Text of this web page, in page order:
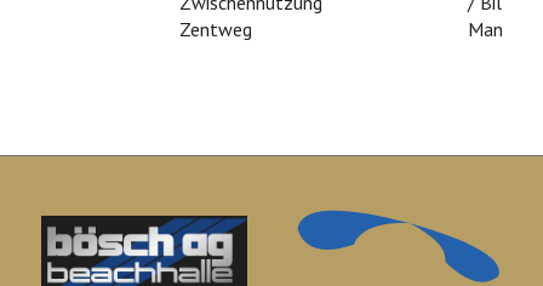
Zentweg
Manixab